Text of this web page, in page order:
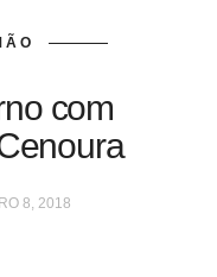
com
8, 2018